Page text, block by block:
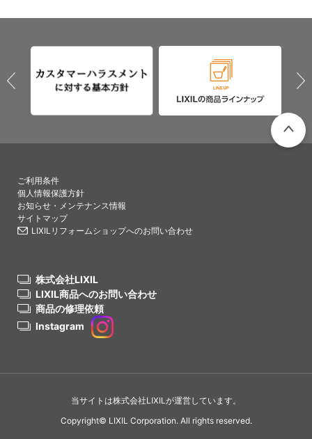
ご利用条件
個人情報保護方針
お知らせ・メンテナンス情報
サイトマップ
LIXILリフォームショップへのお問い合わせ
株式会社LIXIL
LIXIL商品へのお問い合わせ
商品の修理依頼
Instagram
当サイトは株式会社LIXILが運営しています。
Copyright© LIXIL Corporation. All rights reserved.